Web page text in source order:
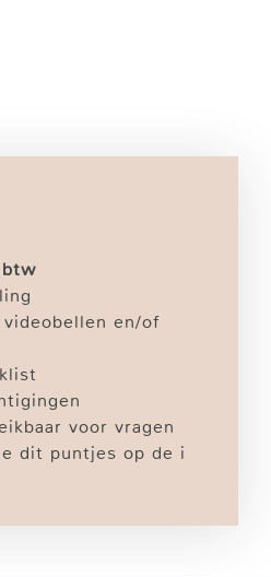
en/of
voor vragen
dit puntjes op de i